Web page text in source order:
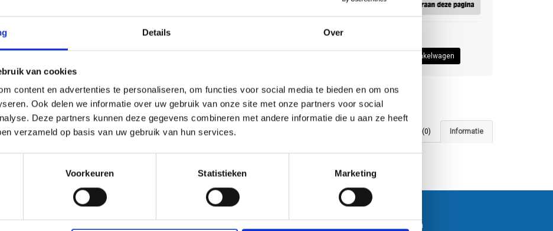
Details Over
van cookies
content en advertenties te personaliseren, om functies voor social media te bieden en om ons
Ook delen we informatie over uw gebruik van onze site met onze partners voor social
Deze partners kunnen deze gegevens combineren met andere informatie die u aan ze heeft
verzameld op basis van uw gebruik van hun services.
Voorkeuren Statistieken Marketing
Toevoegen om te vergelijken Je beoordeling toevoegen
Informatie
Reviews (0)
Klantbeoordelingen Klantenservice
Bestanden aanleveren